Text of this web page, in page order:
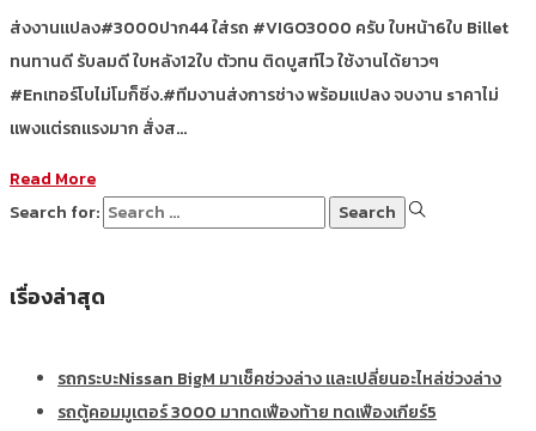
ส่งงานแปลง#3000ปาก44 ใส่รถ #VIGO3000 ครับ ใบหน้า6ใบ Billet
ทนทานดี รับลมดี ใบหลัง12ใบ ตัวทน ติดบูสท์ไว ใช้งานได้ยาวๆ
#Enเทอร์โบไม่โมก็ซิ่ง.#ทีมงานส่งการช่าง พร้อมแปลง จบงาน sาคาไม่
แพงแต่รถแรงมาก สั่งส…
Read More
Search for:
เรื่องล่าสุด
รถกระบะNissan BigM มาเช็คช่วงล่าง และเปลี่ยนอะไหล่ช่วงล่าง
รถตู้คอมมูเตอร์ 3000 มาทดเฟืองท้าย ทดเฟืองเกียร์5